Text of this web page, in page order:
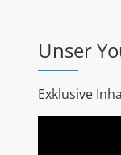
Unser
Exklusive